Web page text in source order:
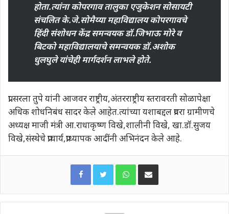
होता.त्यांना कोपरगाव तालुका एजुकेशन सोसायटी
संचलित के.जे.सोमैय्या महाविद्यालय कोपरगावचे
हिंदी संशोधन केंद्र समन्वयक डॉ.जिभाऊ मोरे व
बिटको महाविद्यालयाचे समन्वयक डॉ.अशोक
धुलघुले यांचेही मार्गदर्शन लाभले होते.
प्रा.सरला तुपे यांनी आजवर राष्ट्रीय,अंतरराष्ट्रीय स्तरावरती सोळापेक्षा
अधिक शोधनिबंध सादर केले आहेत.त्यांच्या यशाबद्दल प्रवरा ग्रामीणचे
अध्यक्ष माजी मंत्री आ.राधाकृष्ण विखे,शालीनी विखे, खा.डॉ.सुजय
विखे,संस्थेचे प्राचार्य,प्राध्यापक आदींनी अभिनंदन केले आहे.
WhatsAppShare via Email